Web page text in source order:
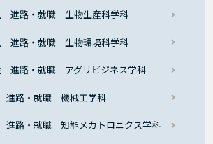
進路・就職 生物生産科学科
進路・就職 生物環境科学科
進路・就職 アグリビジネス学科
進路・就職 機械工学科
進路・就職 知能メカトロニクス学科